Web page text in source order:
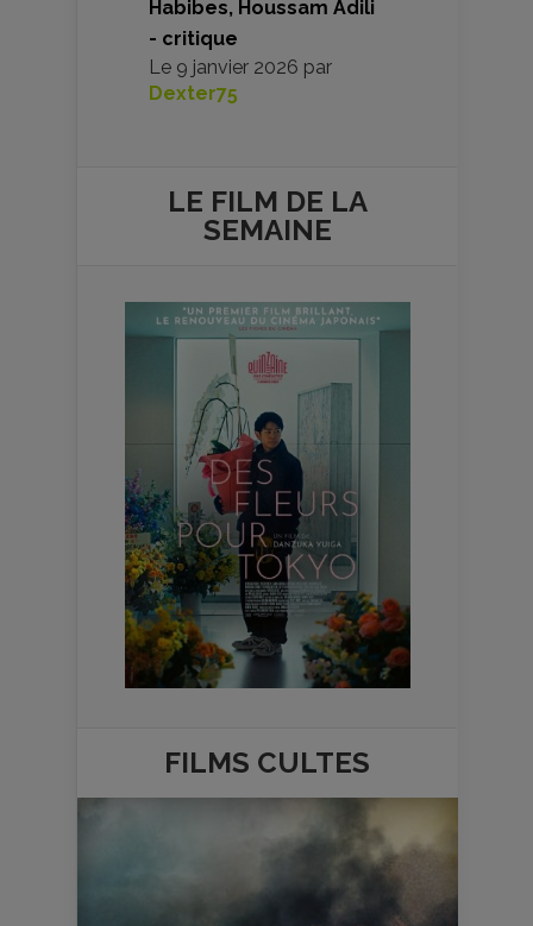
Habibes, Houssam Adili
- critique
Le 9 janvier 2026 par
Dexter75
LE FILM DE LA
SEMAINE
FILMS CULTES